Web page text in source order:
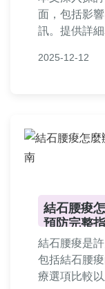
面，包括影
訊。提供詳
時間並加速
2025-12-12
結石腰痠
預防完整
結石腰痠是
包括結石腰
療選項比較